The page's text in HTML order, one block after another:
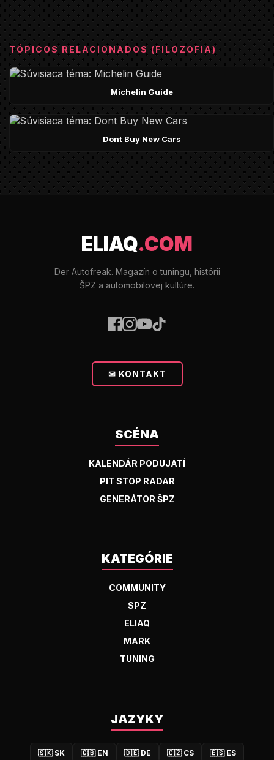
TÓPICOS RELACIONADOS (FILOZOFIA)
Michelin Guide
Dont Buy New Cars
ELIAQ.COM
Der Autofreak. Magazín o tuningu, histórii
ŠPZ a automobilovej kultúre.
✉ KONTAKT
SCÉNA
KALENDÁR PODUJATÍ
PIT STOP RADAR
GENERÁTOR ŠPZ
KATEGÓRIE
COMMUNITY
SPZ
ELIAQ
MARK
TUNING
JAZYKY
🇸🇰 SK 🇬🇧 EN 🇩🇪 DE 🇨🇿 CS 🇪🇸 ES